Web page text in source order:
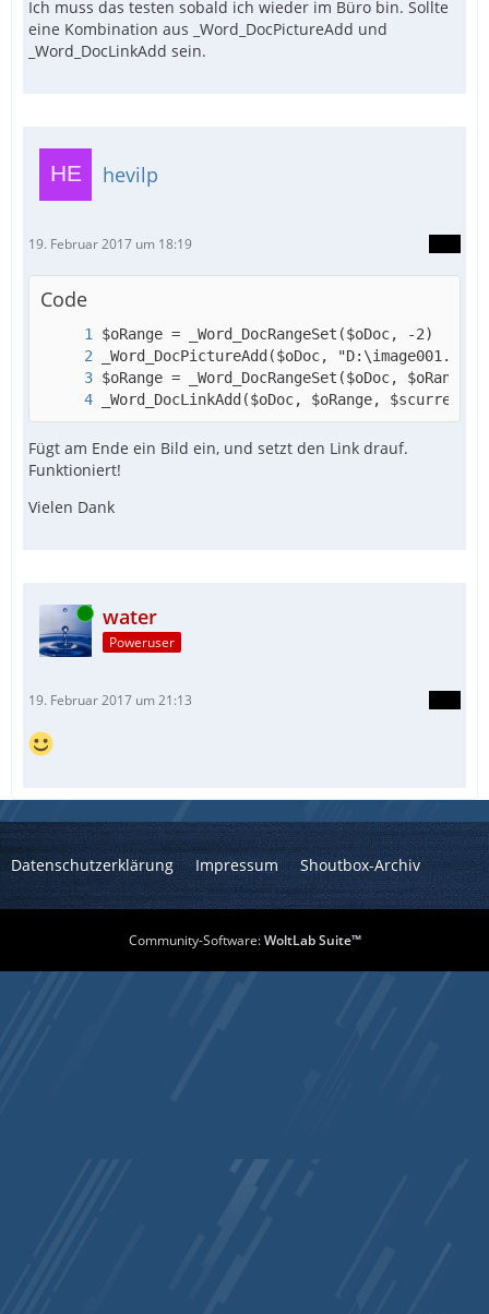
Ich muss das testen sobald ich wieder im Büro bin. Sollte
eine Kombination aus _Word_DocPictureAdd und
_Word_DocLinkAdd sein.
hevilp
19. Februar 2017 um 18:19
Code
_Word_DocLinkAdd($oDoc, $oRange,
Fügt am Ende ein Bild ein, und setzt den Link drauf.
Funktioniert!
Vielen Dank
Online water
Poweruser
19. Februar 2017 um 21:13
Datenschutzerklärung Impressum Shoutbox-Archiv
Community-Software:WoltLab Suite™